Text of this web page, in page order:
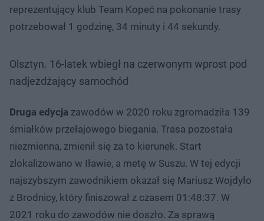
reprezentujący klub Team Kopeć na pokonanie trasy
potrzebował 1 godzinę, 34 minuty i 44 sekundy.
Olsztyn. 16-latek wbiegł na czerwonym wprost pod
nadjeżdżający samochód
Druga edycja zawodów w 2020 roku zgromadziła 139
śmiałków przełajowego biegania. Trasa pozostała
niezmienna, zmienił się za to kierunek. Start
zlokalizowano w Iławie, a metę w Suszu. W tej edycji
najszybszym zawodnikiem okazał się Mariusz Wojdyło
z Brodnicy, który finiszował z czasem 01:48:37. W
2021 roku do zawodów nie doszło. Za sprawą